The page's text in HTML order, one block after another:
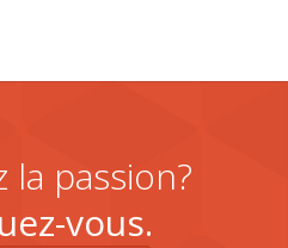
la passion?
vous.